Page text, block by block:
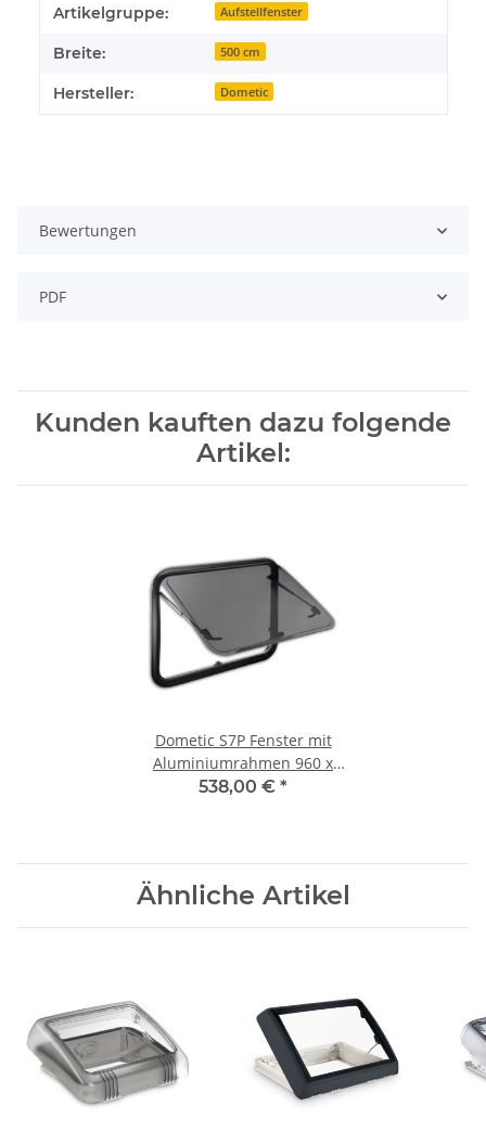
Produkteigenschaft
Wert
Artikelgruppe: Aufstellfenster
Breite: 500 cm
Hersteller: Dometic
Bewertungen
PDF
Kunden kauften dazu folgende
Artikel:
Dometic S7P Fenster mit
Aluminiumrahmen 960 x
450 mm
538,00 € *
Ähnliche Artikel